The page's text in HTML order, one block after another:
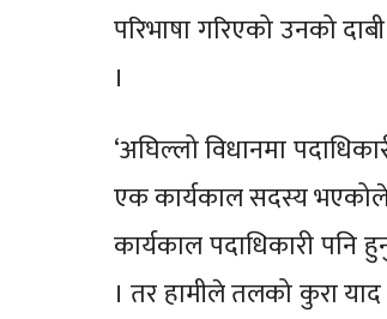
परिभाषा गरिएको उनको
।
‘अघिल्लो विधानमा
एक कार्यकाल सदस्य भएकोले
कार्यकाल पदाधिकारी पनि
। तर हामीले तलको कुरा